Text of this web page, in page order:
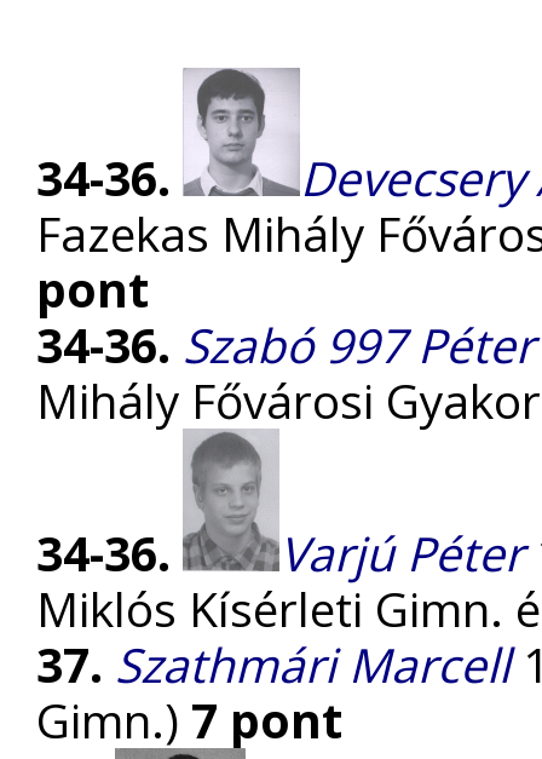
34-36.
Fazekas Mihály
pont
34-36. Szabó 997 Péter
Mihály Fővárosi
34-36. Varjú Péter
Miklós Kísérleti Gimn.
37. Szathmári Marcell
Gimn.) 7 pont